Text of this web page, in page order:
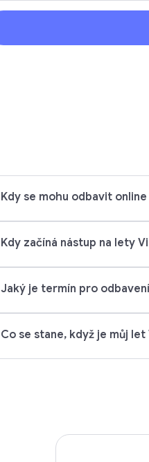
Kdy se mohu odbavit
Kdy začíná nástup na lety
Jaký je termín pro
Co se stane, když je můj